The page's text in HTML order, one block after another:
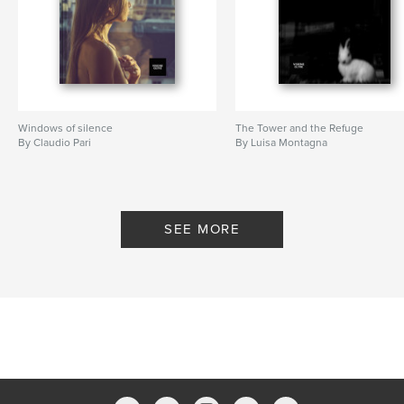
Arte Rino Alessandrini
Windows of silence
By Claudio Pari
The Tower and the Refuge
By Luisa Montagna
SEE MORE